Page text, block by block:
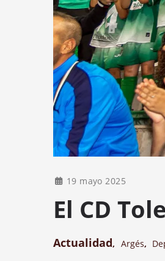
19 mayo 2025
El CD
Actualidad, Argés,